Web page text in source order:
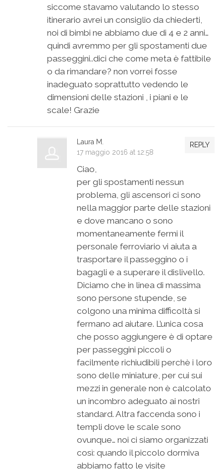
siccome stavamo valutando lo stesso
itinerario avrei un consiglio da chiederti,
noi di bimbi ne abbiamo due di 4 e 2 anni…
quindi avremmo per gli spostamenti due
passeggini..dici che come meta è fattibile
o da rimandare? non vorrei fosse
inadeguato soprattutto vedendo le
dimensioni delle stazioni , i piani e le
scale! Grazie
REPLY
Laura M.
17 maggio 2016 at 12:58
Ciao,
per gli spostamenti nessun
problema, gli ascensori ci sono
nella maggior parte delle stazioni
e dove mancano o sono
momentaneamente fermi il
personale ferroviario vi aiuta a
trasportare il passeggino o i
bagagli e a superare il dislivello.
Diciamo che in linea di massima
sono persone stupende, se
colgono una minima difficoltà si
fermano ad aiutare. L’unica cosa
che posso aggiungere è di optare
per passeggini piccoli o
facilmente richiudibili perchè i loro
sono delle miniature, per cui sui
mezzi in generale non è calcolato
un incombro adeguato ai nostri
standard. Altra faccenda sono i
templi dove le scale sono
ovunque… noi ci siamo organizzati
così: quando il piccolo dormiva
abbiamo fatto le visite